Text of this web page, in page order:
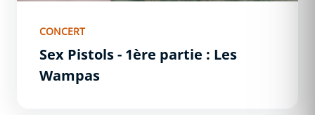
CONCERT
Sex Pistols - 1ère partie : Les
Wampas